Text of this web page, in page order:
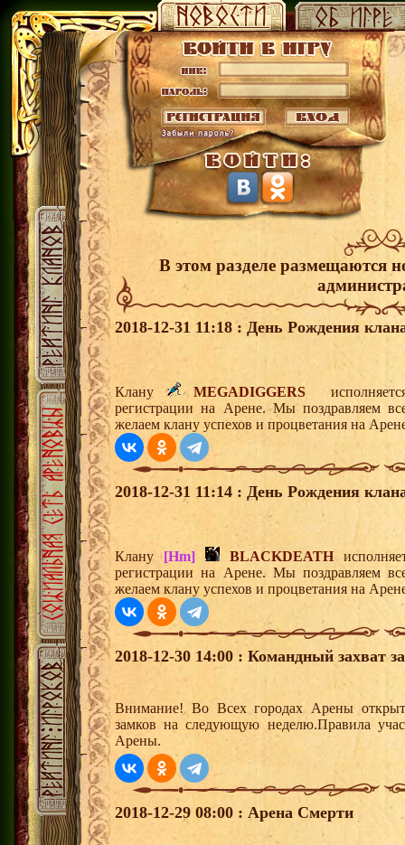
В этом разделе размещаются
2018-12-31 11:18 : День Рождения
Клану MEGADIGGERS
регистрации на Арене. Мы поздравляем
желаем клану успехов и процветания на
2018-12-31 11:14 : День Рождения
Клану [Hm] BLACKDEATH
регистрации на Арене. Мы поздравляем
желаем клану успехов и процветания на
2018-12-30 14:00 : Командный захват
Внимание! Во Всех городах Арены
замков на следующую неделю.Правила
Арены.
2018-12-29 08:00 : Арена Смерти